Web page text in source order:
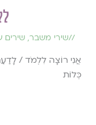
//שירי משבר, שירים
אֲנִי רוֹצָה לִלְמֹד /
כְּלוֹת